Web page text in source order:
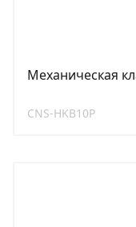
Механическая
CNS-HKB10P